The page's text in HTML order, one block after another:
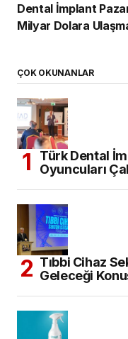
Dental İmplant
Milyar Dolara
ÇOK OKUNANLAR
Türk Dental
Oyuncuları
Tıbbi Cihaz
Geleceği